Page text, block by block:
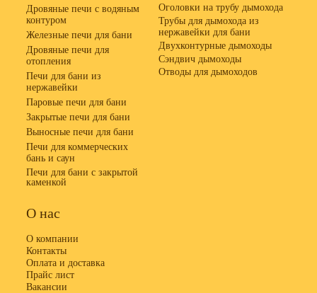
Дровяные печи с водяным
контуром
Железные печи для бани
Дровяные печи для
отопления
Печи для бани из
нержавейки
Паровые печи для бани
Закрытые печи для бани
Выносные печи для бани
Печи для коммерческих
бань и саун
Печи для бани с закрытой
каменкой
Оголовки на трубу дымохода
Трубы для дымохода из
нержавейки для бани
Двухконтурные дымоходы
Сэндвич дымоходы
Отводы для дымоходов
О нас
О компании
Контакты
Оплата и доставка
Прайс лист
Вакансии